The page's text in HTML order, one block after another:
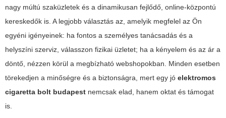
nagy múltú szaküzletek és a dinamikusan fejlődő, online-központú
kereskedők is. A legjobb választás az, amelyik megfelel az Ön
egyéni igényeinek: ha fontos a személyes tanácsadás és a
helyszíni szerviz, válasszon fizikai üzletet; ha a kényelem és az ár a
döntő, nézzen körül a megbízható webshopokban. Minden esetben
törekedjen a minőségre és a biztonságra, mert egy jó elektromos
cigaretta bolt budapest nemcsak elad, hanem oktat és támogat
is.